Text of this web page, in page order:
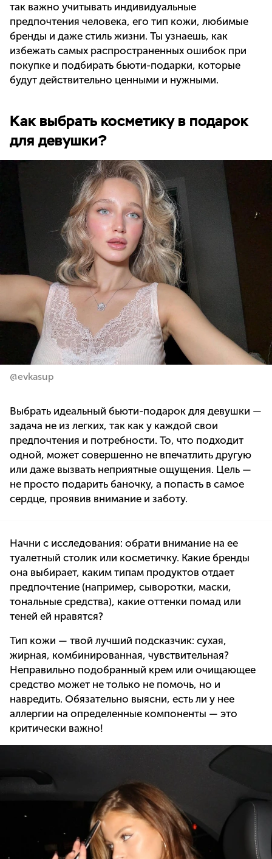
так важно учитывать индивидуальные
предпочтения человека, его тип кожи, любимые
бренды и даже стиль жизни. Ты узнаешь, как
избежать самых распространенных ошибок при
покупке и подбирать бьюти-подарки, которые
будут действительно ценными и нужными.
Как выбрать косметику в подарок
для девушки?
@evkasup
Выбрать идеальный бьюти-подарок для девушки —
задача не из легких, так как у каждой свои
предпочтения и потребности. То, что подходит
одной, может совершенно не впечатлить другую
или даже вызвать неприятные ощущения. Цель —
не просто подарить баночку, а попасть в самое
сердце, проявив внимание и заботу.
Начни с исследования: обрати внимание на ее
туалетный столик или косметичку. Какие бренды
она выбирает, каким типам продуктов отдает
предпочтение (например, сыворотки, маски,
тональные средства), какие оттенки помад или
теней ей нравятся?
Тип кожи — твой лучший подсказчик: сухая,
жирная, комбинированная, чувствительная?
Неправильно подобранный крем или очищающее
средство может не только не помочь, но и
навредить. Обязательно выясни, есть ли у нее
аллергии на определенные компоненты — это
критически важно!